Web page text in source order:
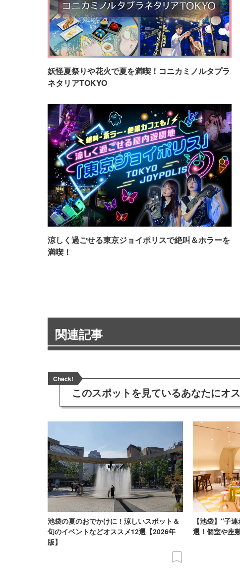
妖怪夏祭りや花火で夏を満喫！コニカミノルタプラ
ネタリアTOKYO
涼しく過ごせる東京ジョイポリスで絶叫＆ホラーを
満喫！
関連記事
Check!
このスポットを見ているあなたにオ
池袋の夏のおでかけに！涼しいスポット＆
旬のイベントなどオススメ12選【2026年
版】
【池袋】“子
選！個室や座